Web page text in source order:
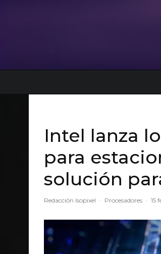
Intel lanza
para
solución
Redacción Isopixel · Procesadores · 15